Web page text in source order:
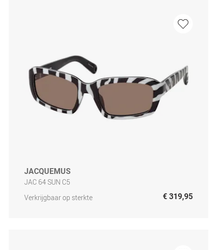
JACQUEMUS
JAC 64 SUN C5
Verkrijgbaar op sterkte
€ 319,95